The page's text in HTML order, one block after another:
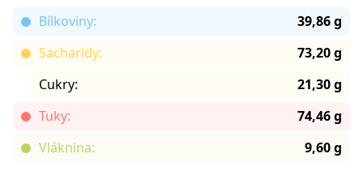
Bílkoviny:
39,86 g
Sacharidy:
73,20 g
Cukry:
21,30 g
Tuky:
74,46 g
Vláknina:
9,60 g